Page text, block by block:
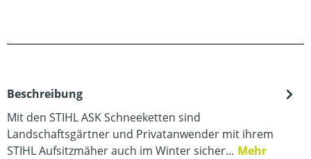
Beschreibung
Mit den STIHL ASK Schneeketten sind
Landschaftsgärtner und Privatanwender mit ihrem
STIHL Aufsitzmäher auch im Winter sicher… Mehr